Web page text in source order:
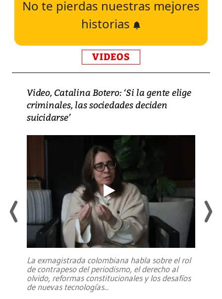
No te pierdas nuestras mejores
historias
VIDEOS
Video, Catalina Botero: ‘Si la gente elige
criminales, las sociedades deciden
suicidarse’
La exmagistrada colombiana habla sobre el rol
de contrapeso del periodismo, el derecho al
olvido, reformas constitucionales y los desafíos
de nuevas tecnologías...